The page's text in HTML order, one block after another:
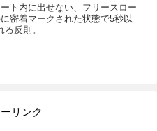
ト内に出せない、フリースロー
密着マークされた状態で5秒以
反則。
リンク